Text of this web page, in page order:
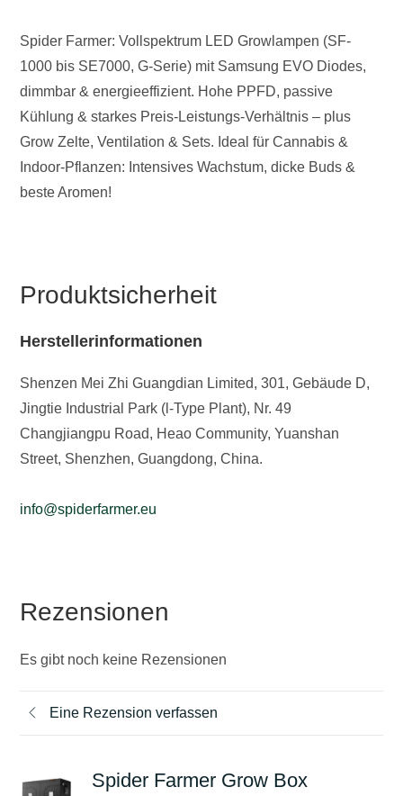
Spider Farmer: Vollspektrum LED Growlampen (SF-
1000 bis SE7000, G-Serie) mit Samsung EVO Diodes,
dimmbar & energieeffizient. Hohe PPFD, passive
Kühlung & starkes Preis-Leistungs-Verhältnis – plus
Grow Zelte, Ventilation & Sets. Ideal für Cannabis &
Indoor-Pflanzen: Intensives Wachstum, dicke Buds &
beste Aromen!
Produktsicherheit
Herstellerinformationen
Shenzen Mei Zhi Guangdian Limited, 301, Gebäude D,
Jingtie Industrial Park (l-Type Plant), Nr. 49
Changjiangpu Road, Heao Community, Yuanshan
Street, Shenzhen, Guangdong, China.
info@spiderfarmer.eu
Rezensionen
Es gibt noch keine Rezensionen
Eine Rezension verfassen
Spider Farmer Grow Box